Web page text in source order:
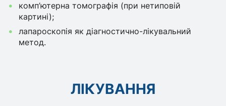
комп’ютерна томографія (при нетиповій
картині);
лапароскопія як діагностично-лікувальний
метод.
ЛІКУВАННЯ